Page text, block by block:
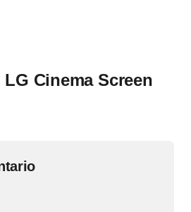
Cinema Screen